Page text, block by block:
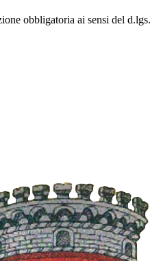
obbligatoria ai sensi del d.lgs.